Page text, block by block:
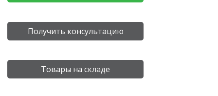
Получить консультацию
Товары на складе